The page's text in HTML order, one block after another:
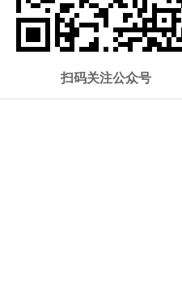
扫码关注公众号